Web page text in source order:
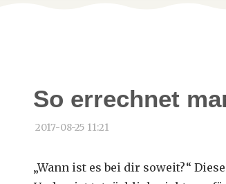
So errechnet
2017-08-25 11:21
„Wann ist es bei dir soweit?“